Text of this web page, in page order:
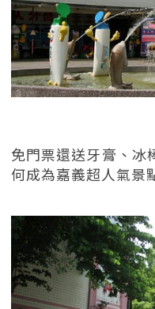
免門票還送牙膏、冰
何成為嘉義超人氣景